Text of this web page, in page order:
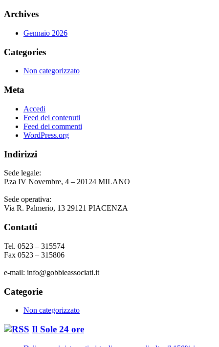
Archives
Gennaio 2026
Categories
Non categorizzato
Meta
Accedi
Feed dei contenuti
Feed dei commenti
WordPress.org
Indirizzi
Sede legale:
P.za IV Novembre, 4 – 20124 MILANO
Sede operativa:
Via R. Palmerio, 13 29121 PIACENZA
Contatti
Tel. 0523 – 315574
Fax 0523 – 315806
e-mail: info@gobbieassociati.it
Categorie
Non categorizzato
Il Sole 24 ore